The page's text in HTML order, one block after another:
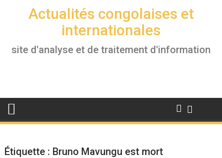
Actualités congolaises et
internationales
site d'analyse et de traitement d'information
Étiquette : Bruno Mavungu est mort